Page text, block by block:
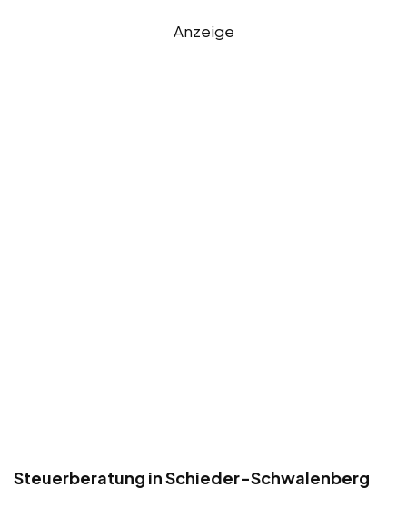
Anzeige
Steuerberatung in Schieder-Schwalenberg